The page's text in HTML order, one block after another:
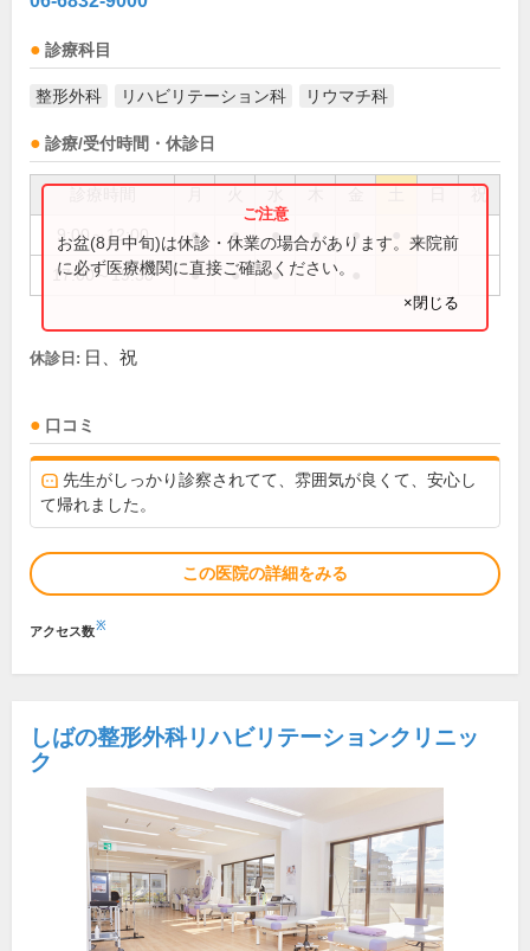
診療科目
整形外科 リハビリテーション科 リウマチ科
診療/受付時間・休診日
祝
9:00～12:00 ● ● ● ● ●
17:00～19:30 ● ● ●
お盆(8月中旬)は休診・休業の場合があります。来院前
に必ず医療機関に直接ご確認ください。
×閉じる
休診日: 日、祝
口コミ
先生がしっかり診察されてて、雰囲気が良くて、安心し
て帰れました。
この医院の詳細をみる
アクセス数※
しばの整形外科リハビリテーションクリニッ
ク